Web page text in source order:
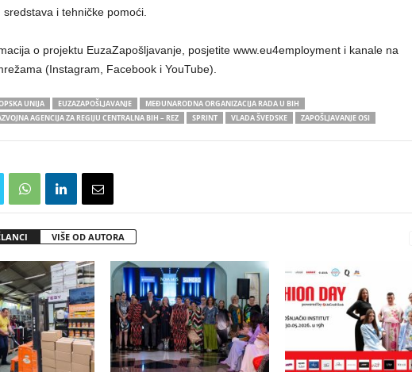
i tehničke pomoći.
o projektu EuzaZapošljavanje, posjetite www.eu4employment i kanale na
(Instagram, Facebook i YouTube).
UNIJA EUZAZAPOŠLJAVANJE
MEĐUNARODNA ORGANIZACIJA RADA U BIH
AGENCIJA ZA REGIJU CENTRALNA BIH – REZ
SPRINT VLADA ŠVEDSKE ZAPOŠLJAVANJE OSI
VIŠE OD AUTORA